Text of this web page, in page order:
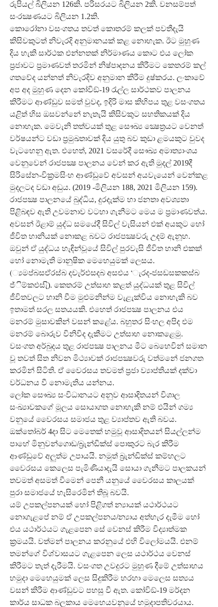
රුපියල් බිලියන 126කි. පරිසරයට බිලියන 2කි. වනසම්පත්
සංරක්‍ෂණයට බිලියන 1.2කි.
කොරෝනා වසංගතය තවත් කොතරම් කලක් පවතීදැයි
කිසිවකුටත් නිවැරදි අනුමානයක් කළ නොහැක. ඊට මුහුණ
දිය හැකි සාර්ථක එන්නතක් නිර්මාණය කොට එය ලෝක
ප්‍රජාවට ප්‍රමාණවත් තරමින් නිෂ්පාදනය කිරීමට කෙතරම් කල්
ගතවේද යන්නත් නිවැරදිව අනුමාන කිරීම දුෂ්කරය. ලංකාවේ
අප අද මුහුණ දෙන කෝවිඞ්-19 රැල්ල සාර්ථකව පාලනය
කිරීමට ආණ්ඩුව සමත් වුවද, ඉදිරි මාස කිහිපය තුළ වසංගතය
යළිත් හිස ඔසවන්නේ නැතැයි කිසිවකුට සහතිකයක් දිය
නොහැක. මෙවැනි තත්වයක් තුළ සෞඛ්‍ය ක්‍ෂෙත්‍රයට වෙනත්
වර්ෂයන්ට වඩා ප්‍රමුඛතාවක් දිය යුතු බව කුඩා ළමයකුට වුවද
වැටහෙනු ඇත. එහෙත්, 2021 වසරේදී සෞඛ්‍ය අමාත්‍යාංශය
වෙනුවෙන් රාජපක්‍ෂ පාලනය වෙන් කර ඇති මුදල් 2019දී
සිරිසේන-වික්‍රමසිංහ ආණ්ඩුවේ අවසන් අයවැයෙන් වෙන්කළ
මුදලටද වඩා අඩුය. (2019 -මිලියන 188, 2021 මිලියන 159).
රාජපක්‍ෂ පාලනයේ බුද්ධිය, දුරදැක්ම හා ජනතා අවශ්‍යතා
පිළිබඳව ඇති උවමනාව වටහා ගැනීමට මෙය ම ප්‍රමාණවත්ය.
අවසන් ඊළාම් යුද්ධ සමයේදී සිවිල් වැසියන් එක් අයකුට හෝ
ජීවිත හානියක් නොකළ බවට රාජපක්‍ෂවරු උදම් ඇනූහ.
ඔවුන් ඒ යුද්ධය හැඳින්වූයේ සිවිල් පුරවැසි ජීවිත හානි එකක්
හෝ නොමැති මානුෂික මෙහෙයුමක් ලෙසය.
(්‍යමප්බසඒරස්බ දචැර්එසදබ අසඑය ‘ැරද-ජසඩසකකස්බ
ජ්ිම්කඑසැි). කෙතරම් උත්සාහ කළත් යුද්ධයක් තුළ සිවිල්
ජීවිතවලට හානි වීම මුළුමනින්ම වැළැක්විය නොහැකි බව
ඉතාමත් සරල සතයයකි. එහෙත් රාජපක්‍ෂ පාලනය එය
මනරම් මුසාවකින් වසන් කළේය. බහුතර සිංහල අපිද එම
මනරම් බොරුව විනිවිද දැකීමට උත්සාහ නොකළෙමු.
වසංගත අර්බුදය තුළ රාජපක්‍ෂ පාලනය මීට බෙහෙවින් සමාන
වූ තවත් සිත නිවන මිථ්‍යාවක් රාජපක්‍ෂවරු වත්මනේ ජනගත
කරමින් සිටිති. ඒ වෛරසය තවමත් ප්‍රජා ව්‍යාප්තියක් දක්වා
වර්ධනය වී නොමැතිය යන්නය.
ලෝක සෞඛ්‍ය සංවිධානයට අනුව ආසාදිතයන් විශාල
සංඛ්‍යාවකගේ මූලය සොයාගත නොහැකි නම් එයින් ගම්‍ය
වනුයේ වෛරසය සමාජය තුළ ව්‍යාප්තව ඇති බවය.
ඔක්තෝබර් 4දා සිට මෙතෙක් හමුවූ ආසාදිතයන් සියල්ලන්ම
පාහේ මිනුවන්ගොඩ/බ්‍රැන්ඩික්ස් පොකුරට බැර කිරීම
ආණ්ඩුවේ අලුත්ම උපායයි. නමුත් බ්‍රැන්ඩික්ස් කම්හලට
වෛරසය කෙලෙස පැමිණියාදැයි සොයා ගැනීමට පාලකයන්
තවමත් අසමත් වීමෙන් පෙනී යනුයේ වෛරසය කාලයක්
පුරා සමාජයේ හැසිරෙමින් තිබූ බවයි.
යම් උපකල්පනයක් හෝ පිළිගත් න්‍යායක් යථාර්ථයට
නොගැළපේ නම් ඒ උපකල්පනය/න්‍යාය අත්හැර දැමීම හෝ
එය යථාර්ථයට ගැළපෙන සේ වෙනස් කිරීම විද්‍යාත්මක
ක්‍රමයයි. වත්මන් පාලනය කරනුයේ එහි විලෝමයයි. එනම්
තමන්ගේ විශ්වාසයට ගැළපෙන ලෙස යථාර්ථය වෙනස්
කිරීමට තැත් දැරීමයි. වසංගත උවදුරට මුහුණ දීමේ උත්සාහය
හමුදා මෙහෙයුමක් ලෙස සිදුකිරීම හරහා මෙලෙස සත්‍යය
වසන් කිරීම ආණ්ඩුවට පහසු වී ඇත. කෝවිඞ්-19 මර්දන
කාර්ය සාධක බලකාය මෙහෙයවනුයේ හමුදාපතිවරයාය.